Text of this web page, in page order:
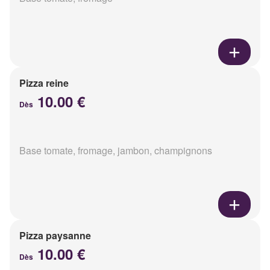
Pizza reine
Dès 10.00 €
Base tomate, fromage, jambon, champignons
Pizza paysanne
Dès 10.00 €